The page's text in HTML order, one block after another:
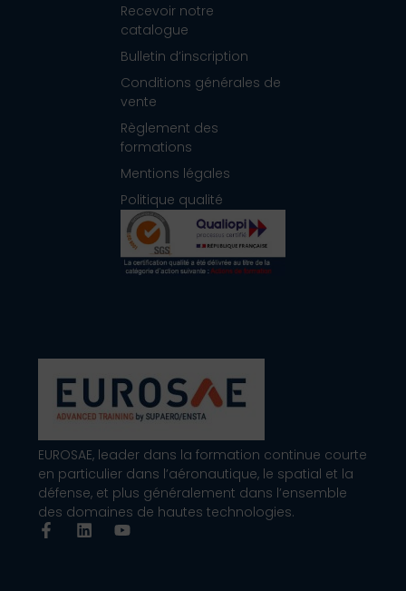
EUROSAE, leader dans la formation continue courte
en particulier dans l’aéronautique, le spatial et la
défense, et plus généralement dans l’ensemble
des domaines de hautes technologies.
Recevoir notre
catalogue
Bulletin d’inscription
Conditions générales de
vente
Règlement des
formations
Mentions légales
Politique qualité